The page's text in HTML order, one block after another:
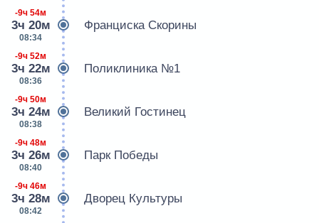
-9ч 54м
3ч 20м
08:34
Франциска Скорины
-9ч 52м
3ч 22м
08:36
Поликлиника №1
-9ч 50м
3ч 24м
08:38
Великий Гостинец
-9ч 48м
3ч 26м
08:40
Парк Победы
-9ч 46м
3ч 28м
08:42
Дворец Культуры